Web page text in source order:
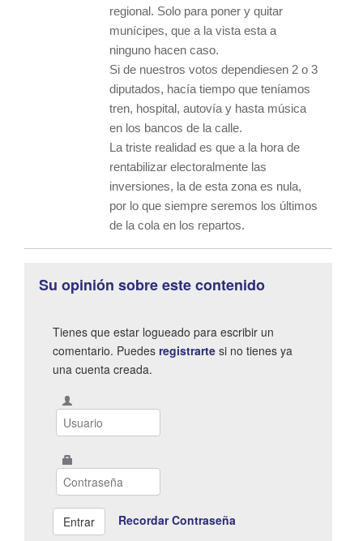
regional. Solo para poner y quitar
munícipes, que a la vista esta a
ninguno hacen caso.
Si de nuestros votos dependiesen 2 o 3
diputados, hacía tiempo que teníamos
tren, hospital, autovía y hasta música
en los bancos de la calle.
La triste realidad es que a la hora de
rentabilizar electoralmente las
inversiones, la de esta zona es nula,
por lo que siempre seremos los últimos
de la cola en los repartos.
Su opinión sobre este contenido
Tienes que estar logueado para escribir un
comentario. Puedes registrarte si no tienes ya
una cuenta creada.
Recordar Contraseña